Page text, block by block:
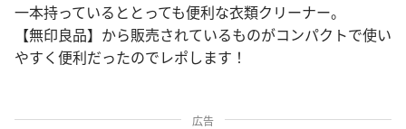
一本持っているととっても便利な衣類クリーナー。
【無印良品】から販売されているものがコンパクトで使い
やすく便利だったのでレポします！
広告